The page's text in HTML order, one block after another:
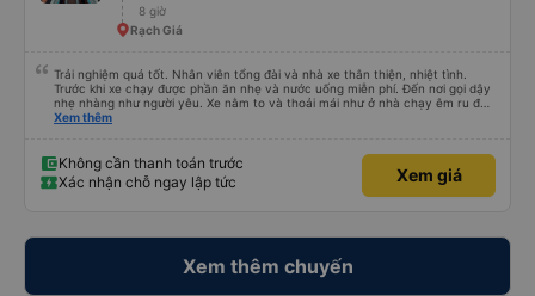
8 giờ
Rạch Giá
Trải nghiệm quá tốt. Nhân viên tổng đài và nhà xe thân thiện, nhiệt tình.
Trước khi xe chạy được phần ăn nhẹ và nước uống miễn phí. Đến nơi gọi dậy
nhẹ nhàng như người yêu. Xe nằm to và thoải mái như ở nhà chạy êm ru đến
nơi lúc nào không hay luôn. I had very good experience with this bus
woke us up as they were waking up up their lovers. If you are foreigners and
planning to take this bus, please don’t hesitate as the seats are big and
comfortable enough for you to sleep on.
Xem thêm
Không cần thanh toán trước
Xác nhận chỗ ngay lập tức
Xem giá
Xem thêm chuyến